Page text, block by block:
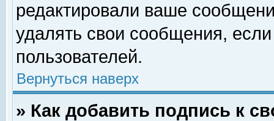
редактировали ваше
удалять свои сообщения,
пользователей.
Вернуться наверх
» Как добавить подпись к